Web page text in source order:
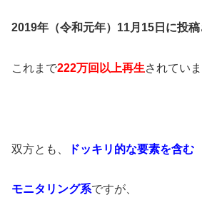
2019年（令和元年）11月15日に投稿
これまで222万回以上再生されていま
双方とも、 ドッキリ的な要素を含む
モニタリング系ですが、